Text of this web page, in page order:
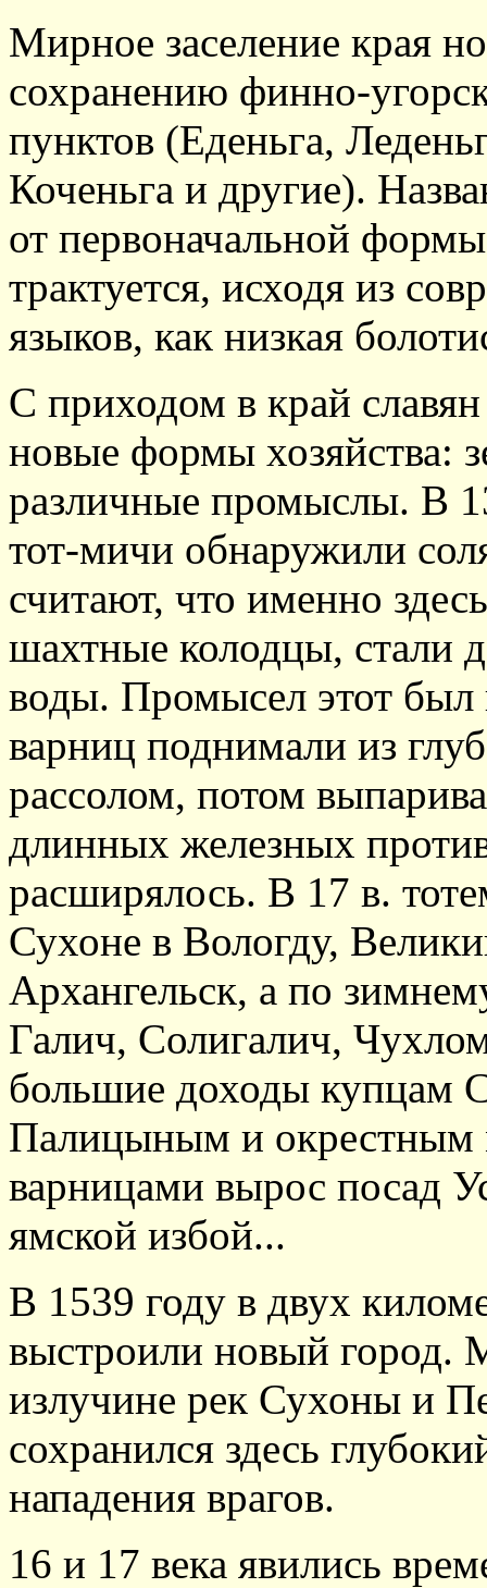
Мирное заселение края
сохранению финно-
пунктов (Еденьга,
Коченьга и другие).
от первоначальной
трактуется, исходя из
языков, как низкая
С приходом в край
новые формы хозяйства:
различные промыслы. В
тот-мичи обнаружили
считают, что именно
шахтные колодцы, стали
воды. Промысел этот был
варниц поднимали из
рассолом, потом
длинных железных
расширялось. В 17 в.
Сухоне в Вологду,
Архангельск, а по
Галич, Солигалич,
большие доходы купцам
Палицыным и окрестным
варницами вырос посад
ямской избой...
В 1539 году в двух
выстроили новый город.
излучине рек Сухоны и
сохранился здесь
нападения врагов.
16 и 17 века явились